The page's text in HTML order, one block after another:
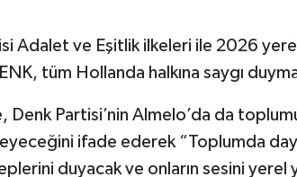
Adalet ve Eşitlik ilkeleri ile 2026
tüm Hollanda halkına saygı
Denk Partisi’nin Almelo’da da
ifade ederek “Toplumda
duyacak ve onların sesini